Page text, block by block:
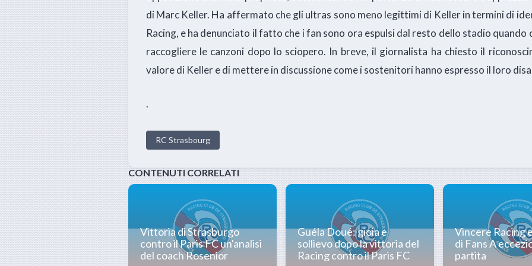
di Marc Keller. Ha affermato che gli ultras sono meno legittimi di Keller in termini di
Racing, e ha denunciato il fatto che i fan sono ora espulsi dal resto dello stadio quando
raccogliere le canzoni dopo lo sciopero. In breve, il giornalista ha chiesto il
valore di Keller e di mettere in discussione come i sostenitori hanno espresso il loro
.
RC Strasbourg
CONTENUTI CORRELATI
Vittoria di Strasburgo
contro il Paris FC un'analisi
del coach Rosenior
Guéla Doué: gioia e
sollievo dopo la vittoria del
Racing contro il Paris FC
Vincere Racing
di Fans A
partita